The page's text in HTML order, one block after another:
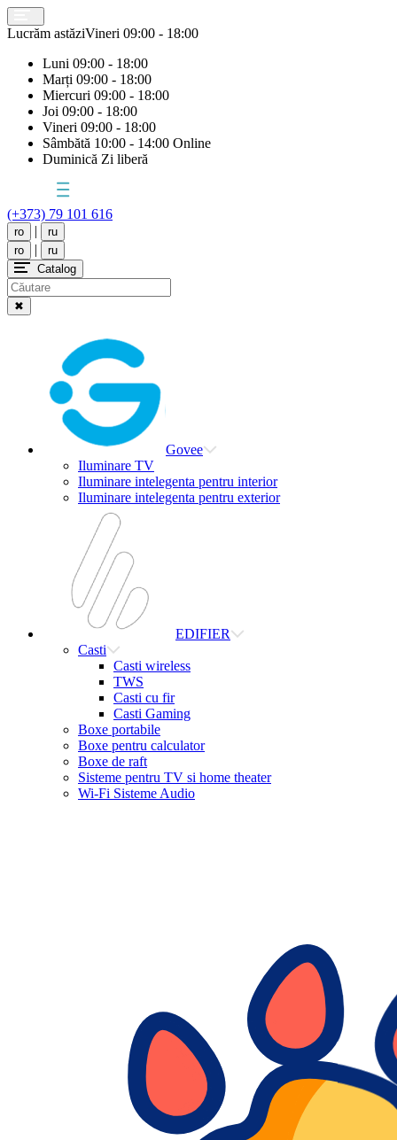
Lucrăm astăziVineri 09:00 - 18:00
Luni 09:00 - 18:00
Marți 09:00 - 18:00
Miercuri 09:00 - 18:00
Joi 09:00 - 18:00
Vineri 09:00 - 18:00
Sâmbătă 10:00 - 14:00 Online
Duminică Zi liberă
(+373) 79 101 616
ro |
ru
ro
|
ru
Catalog
✖
Govee
Iluminare TV
Iluminare intelegenta pentru interior
Iluminare intelegenta pentru exterior
EDIFIER
Casti
Casti wireless
TWS
Casti cu fir
Casti Gaming
Boxe portabile
Boxe pentru calculator
Boxe de raft
Sisteme pentru TV si home theater
Wi-Fi Sisteme Audio